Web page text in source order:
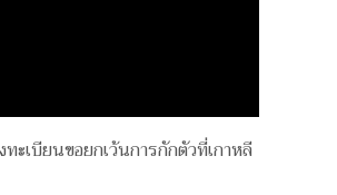
ทะเบียนขอยกเว้นการกักตัวที่เกาหลี